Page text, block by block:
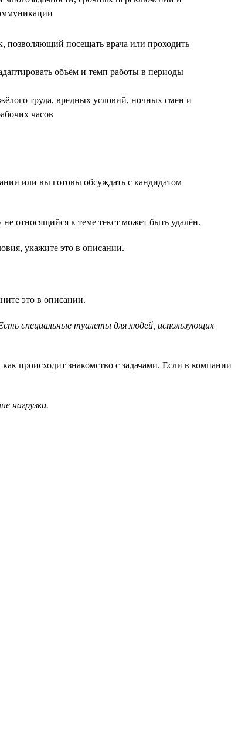
позволяющий посещать врача или проходить
объём и темп работы в периоды
труда, вредных условий, ночных смен и
часов
или вы готовы обсуждать с кандидатом
относящийся к теме текст может быть удалён.
укажите это в описании.
это в описании.
специальные туалеты для людей, использующих
происходит знакомство с задачами. Если в компании
нагрузки.